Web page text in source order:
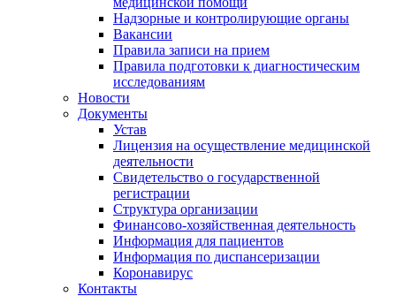
Надзорные и контролирующие органы
Вакансии
Правила записи на прием
Правила подготовки к диагностическим
исследованиям
Новости
Документы
Устав
Лицензия на осуществление медицинской
деятельности
Свидетельство о государственной
регистрации
Структура организации
Финансово-хозяйственная деятельность
Информация для пациентов
Информация по диспансеризации
Коронавирус
Контакты